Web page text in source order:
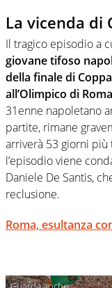
La vicenda di
Il tragico episodio a
giovane tifoso
della finale di
all’Olimpico di Roma
31enne napoletano
partite, rimane
arriverà 53 giorni
l’episodio viene
Daniele De Santis,
reclusione.
Roma, esultanza